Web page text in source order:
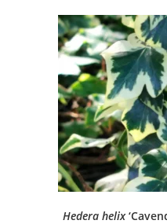
Hedera helix